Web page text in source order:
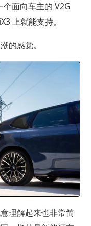
个面向车主的 V2G
上就能支持。
的感觉。
理解起来也非常简